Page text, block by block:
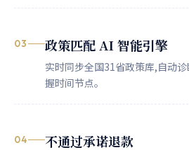
03 政策匹配 AI 智能引擎
实时同步全国31省政策库,自动
握时间节点。
04 不通过承诺退款